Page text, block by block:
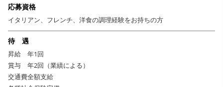
応募資格
イタリアン、フレンチ、洋食の調理経験をお持ちの方
待 遇
昇給 年1回
賞与 年2回（業績による）
交通費全額支給